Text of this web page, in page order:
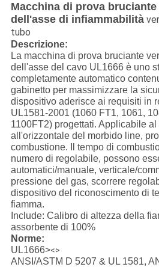
Macchina di prova bruciante
dell'asse di infiammabilità
tubo
Descrizione:
La macchina di prova bruciante
dell'asse del cavo UL1666 è uno
completamente automatico
gabinetto per massimizzare la
dispositivo aderisce ai requisiti in
UL1581-2001 (1060 FT1, 1061,
1100FT2) progettati. Applicabile
all'orizzontale del morbido line,
combustione. Il tempo di
numero di regolabile, possono
automatici/manuale, verticale/
pressione del gas, scorrere
dispositivo del riconoscimento di
fiamma.
Include: Calibro di altezza della
assorbente di 100%
Norme:
UL1666><>
ANSI/ASTM D 5207 & UL 1581,